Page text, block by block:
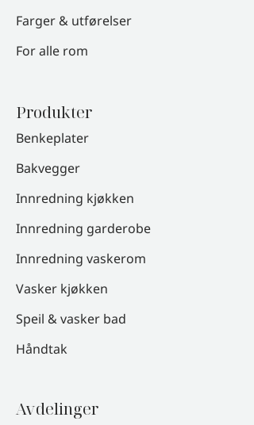
Farger & utførelser
For alle rom
Produkter
Benkeplater
Bakvegger
Innredning kjøkken
Innredning garderobe
Innredning vaskerom
Vasker kjøkken
Speil & vasker bad
Håndtak
Avdelinger